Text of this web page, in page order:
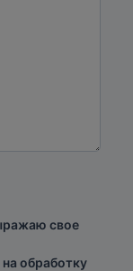
свое
обработку